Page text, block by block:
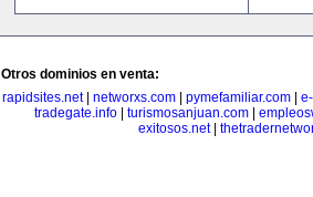
Otros dominios en venta:
rapidsites.net| networxs.com| pymefamiliar.com|
tradegate.info| turismosanjuan.com|
exitosos.net|